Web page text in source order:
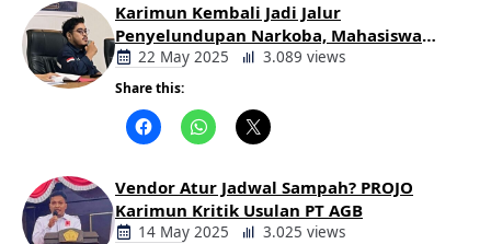
Karimun Kembali Jadi Jalur
Penyelundupan Narkoba, Mahasiswa
Desak Pemkab dan Aparat Bertindak
Tegas
22 May 2025 3.089 views
Share this:
Vendor Atur Jadwal Sampah? PROJO
Karimun Kritik Usulan PT AGB
14 May 2025 3.025 views